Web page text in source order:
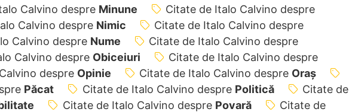
Calvino despre Minune
Citate de Italo Calvino despre
Calvino despre Nimic
Citate de Italo Calvino despre
Calvino despre Nume
Citate de Italo Calvino despre
Calvino despre Obiceiuri
Citate de Italo Calvino despre
despre Opinie Citate de Italo Calvino despre Oraș
Păcat Citate de Italo Calvino despre Politică
Citate de
Citate de Italo Calvino despre Povară
Citate de